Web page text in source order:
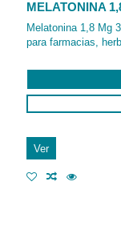
MELATONINA
Melatonina 1,8 Mg
para farmacias,
Ver